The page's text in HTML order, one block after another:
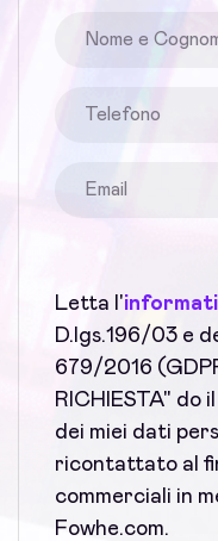
Letta l'
D.lgs.196/03 e
679/2016
RICHIESTA" do
dei miei dati
ricontattato al
commerciali in
Fowhe.com.